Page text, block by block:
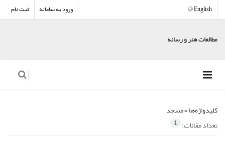
ورود به سامانه ثبت نام English
مطالعات هنر و رسانه
کلیدواژه‌ها =مسجد
تعداد مقالات:
1